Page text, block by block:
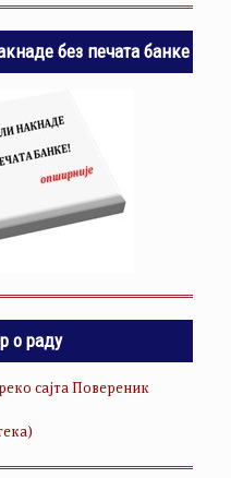
без печата банке
о раду
сајта Повереник